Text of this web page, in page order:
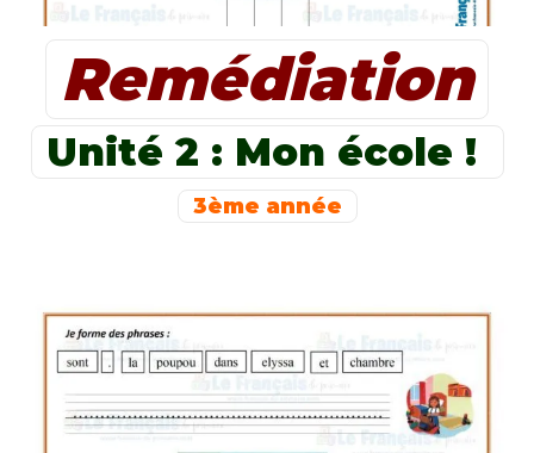
Remédiation
Unité 2 : Mon école !
3ème année